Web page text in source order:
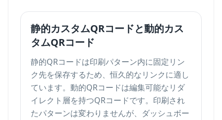
静的カスタムQRコードと動的カス
タムQRコード
静的QRコードは印刷パターン内に固定リン
ク先を保存するため、恒久的なリンクに適し
ています。動的QRコードは編集可能なリダ
イレクト層を持つQRコードです。印刷され
たパターンは変わりませんが、ダッシュボー